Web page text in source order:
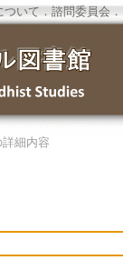
ついて ． 諮問委員会 ．
細内容